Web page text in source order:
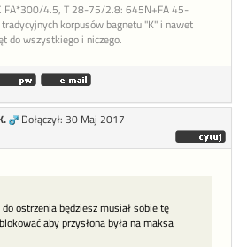
FA*300/4.5, T 28-75/2.8: 645N+FA 45-
korpusów bagnetu "K" i nawet
do wszystkiego i niczego.
Dołączył: 30 Maj 2017
ostrzenia będziesz musiał sobie tę
aby przysłona była na maksa